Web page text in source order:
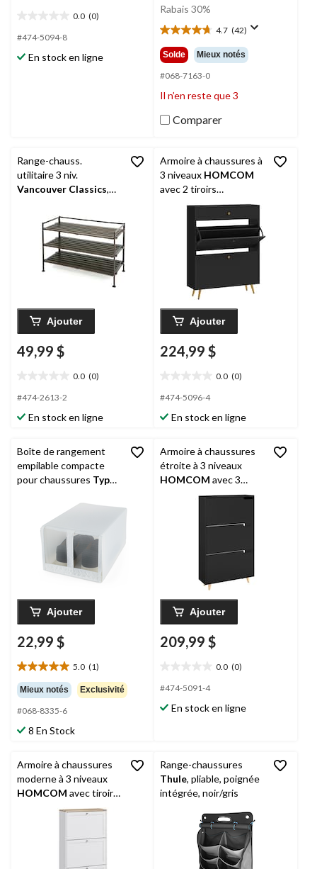
0.0 (0)
étoile(s)
5.
#474-5094-8
En stock en ligne
Rabais 30%
4.7 (42)
4.7
étoile(s)
sur
5.
42
évaluations
Solde Mieux notés
#068-7163-0
Il n’en reste que 3
Comparer
Range-chauss.
utilitaire 3 niv.
Vancouver Classics,
Ajouter
49,99 $
0.0 (0)
étoile(s)
5.
#474-2613-2
En stock en ligne
Armoire à chaussures à
3 niveaux HOMCOM
avec 2 tiroirs
rabattables, noir
Ajouter
224,99 $
0.0 (0)
étoile(s)
5.
#474-5096-4
En stock en ligne
Boîte de rangement
empilable compacte
pour chaussures Type
Ajouter
22,99 $
5.0 (1)
5.0
étoile(s)
sur
5.
1
Mieux notés Exclusivité
#068-8335-6
8 En Stock
Armoire à chaussures
étroite à 3 niveaux
HOMCOM avec 3
portes rabattables et
Ajouter
209,99 $
0.0 (0)
étoile(s)
5.
#474-5091-4
En stock en ligne
Armoire à chaussures
moderne à 3 niveaux
HOMCOM avec tiroirs
rabattables et
Range-chaussures
Thule, pliable, poignée
intégrée, noir/gris